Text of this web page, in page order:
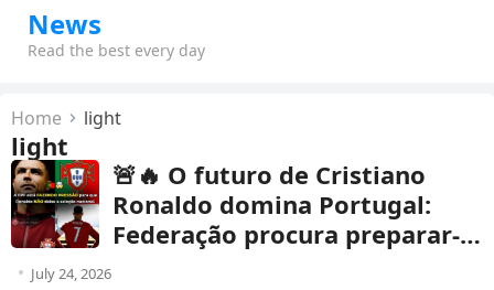
News
Read the best every day
Home light
light
🚨🔥 O futuro de Cristiano
Ronaldo domina Portugal:
Federação procura preparar-
July 24, 2026